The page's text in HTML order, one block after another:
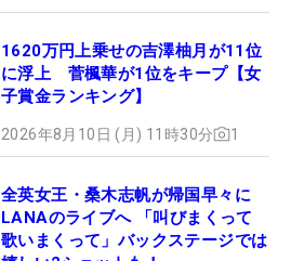
1620万円上乗せの吉澤柚月が11位
に浮上 菅楓華が1位をキープ【女
子賞金ランキング】
2026年8月10日 (月) 11時30分 1
全英女王・桑木志帆が帰国早々に
LANAのライブへ 「叫びまくって
歌いまくって」バックステージでは